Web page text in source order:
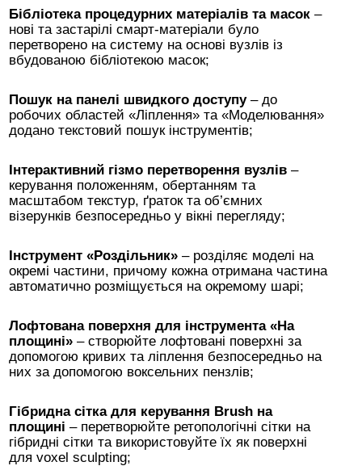
Бібліотека процедурних матеріалів та масок –
нові та застарілі смарт-матеріали було
перетворено на систему на основі вузлів із
вбудованою бібліотекою масок;
Пошук на панелі швидкого доступу– до
робочих областей «Ліплення» та «Моделювання»
додано текстовий пошук інструментів;
Інтерактивний гізмо перетворення вузлів –
керування положенням, обертанням та
масштабом текстур, ґраток та об’ємних
візерунків безпосередньо у вікні перегляду;
Інструмент «Роздільник» – розділяє моделі на
окремі частини, причому кожна отримана частина
автоматично розміщується на окремому шарі;
Лофтована поверхня для інструмента «На
площині» – створюйте лофтовані поверхні за
допомогою кривих та ліплення безпосередньо на
них за допомогою воксельних пензлів;
Гібридна сітка для керування Brush на
площині – перетворюйте ретопологічні сітки на
гібридні сітки та використовуйте їх як поверхні
для voxel sculpting;